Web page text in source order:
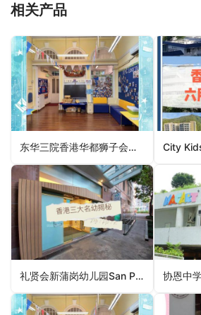
相关产品
东华三院香港华都狮子会幼稚园TWGHs Lions Club of Metropolitan HK Kindergarten（西贡区幼稚园）
礼贤会新蒲岗幼儿园San Po Kong Rhenish Nursery（黄大仙区幼稚园）